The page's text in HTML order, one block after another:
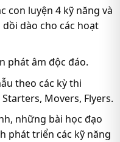
con luyện 4 kỹ năng và
dào cho các hoạt
phát âm độc đáo.
theo các kỳ thi
Movers, Flyers.
những bài học đạo
phát triển các kỹ năng